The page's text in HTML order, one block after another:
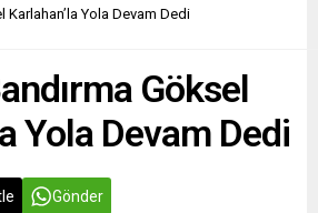
Karlahan’la Yola Devam Dedi
Göksel
Yola Devam Dedi
Gönder